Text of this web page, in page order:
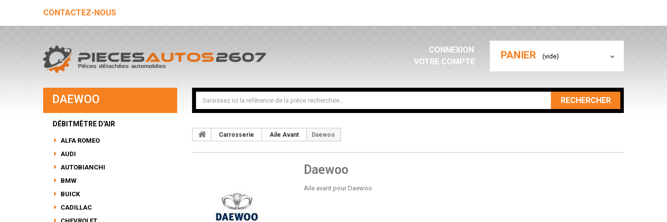
CONTACTEZ-NOUS
PANIER (vide)
CONNEXION
VOTRE COMPTE
RECHERCHER
DAEWOO
DÉBITMÈTRE D'AIR
ALFA ROMEO
AUDI
AUTOBIANCHI
BMW
BUICK
CADILLAC
Carrosserie Aile Avant Daewoo
Daewoo
Aile avant pour Daewoo